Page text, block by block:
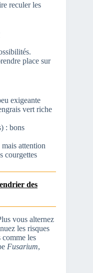
reculer les
place sur
exigeante
vert riche
: bons
attention
courgettes
des
vous alternez
les risques
comme les
Fusarium,